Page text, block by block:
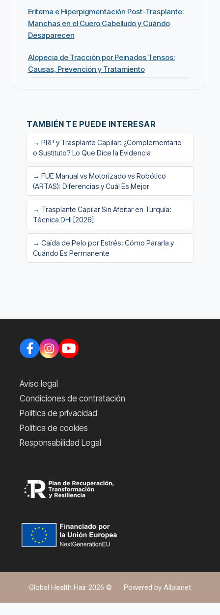
Eritema e Hiperpigmentación Post-Trasplante:
Manchas en el Cuero Cabelludo y Cuándo
Desaparecen
Alopecia de Tracción por Peinados Tensos:
Causas, Prevención y Tratamiento
TAMBIÉN TE PUEDE INTERESAR
→ PRP y Trasplante Capilar: ¿Complementario
o Sustituto? Lo Que Dice la Evidencia
→ FUE Manual vs Motorizado vs Robótico
(ARTAS): Diferencias y Cuál Es Mejor
→ Trasplante Capilar Sin Afeitar en Turquía:
Técnica DHI [2026]
→ Caída de Pelo por Estrés: Cómo Pararla y
Cuándo Es Permanente
Aviso legal
Condiciones de contratación
Política de privacidad
Política de cookies
Responsabilidad Legal
Global Health Hair 2026 © Powered by Allplanet